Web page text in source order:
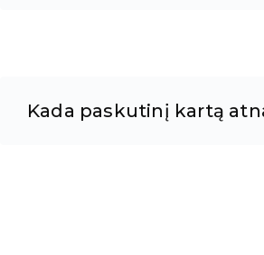
Kada paskutinį kartą